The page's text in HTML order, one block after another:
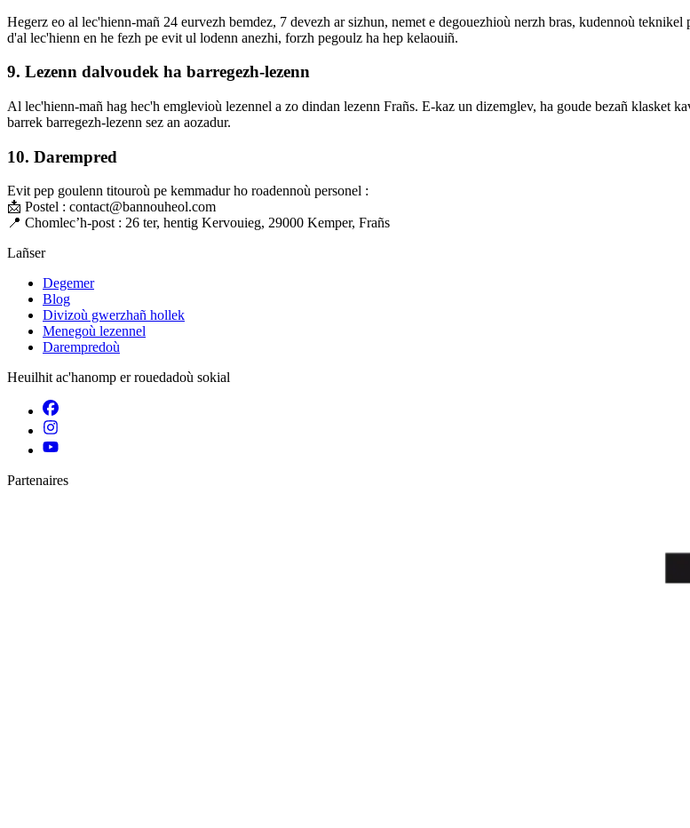
Hegerz eo al lec'hienn-mañ 24 eurvezh bemdez, 7 devezh ar sizhun, nemet e degouezhioù nerzh bras, kudennoù
d'al lec'hienn en he fezh pe evit ul lodenn anezhi, forzh pegoulz ha hep kelaouiñ.
9. Lezenn dalvoudek ha barregezh-lezenn
Al lec'hienn-mañ hag hec'h emglevioù lezennel a zo dindan lezenn Frañs. E-kaz un dizemglev, ha goude bezañ klasket
barrek barregezh-lezenn sez an aozadur.
10. Darempred
Evit pep goulenn titouroù pe kemmadur ho roadennoù personel :
📩 Postel : contact@bannouheol.com
📍 Chomlec’h-post : 26 ter, hentig Kervouieg, 29000 Kemper, Frañs
Lañser
Degemer
Blog
Divizoù gwerzhañ hollek
Menegoù lezennel
Darempredoù
Heuilhit ac'hanomp er rouedadoù sokial
Partenaires